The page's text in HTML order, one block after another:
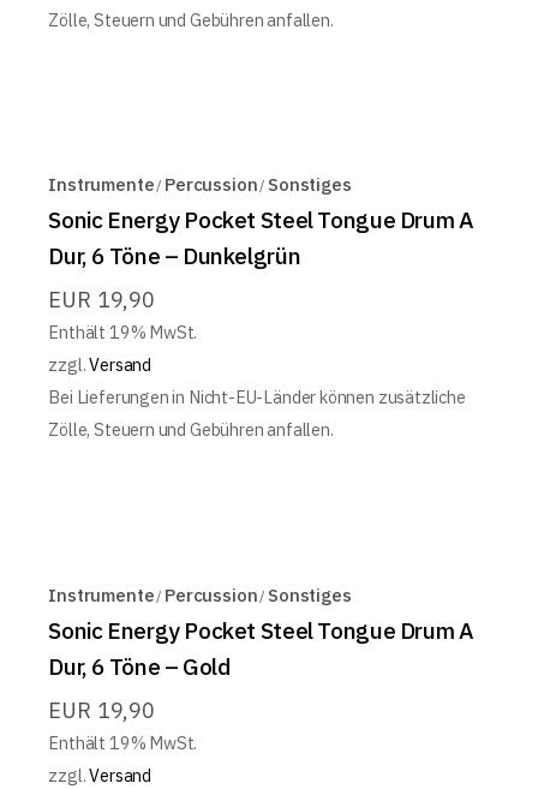
Zölle, Steuern und Gebühren anfallen.
Instrumente Percussion Sonstiges
Sonic Energy Pocket Steel Tongue Drum A
Dur, 6 Töne – Dunkelgrün
EUR 19,90
Enthält 19% MwSt.
zzgl.Versand
Bei Lieferungen in Nicht-EU-Länder können zusätzliche
Zölle, Steuern und Gebühren anfallen.
Instrumente Percussion Sonstiges
Sonic Energy Pocket Steel Tongue Drum A
Dur, 6 Töne – Gold
EUR 19,90
Enthält 19% MwSt.
zzgl.Versand